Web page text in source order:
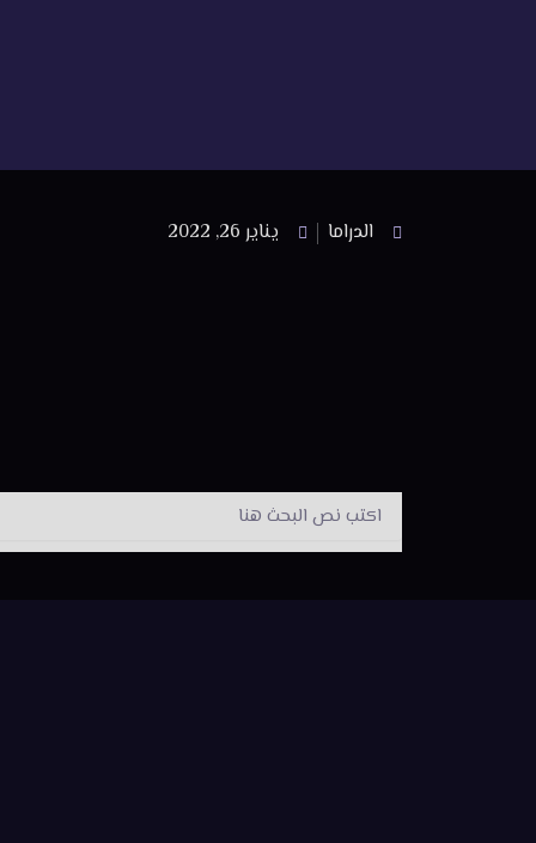
الدراما يناير 26, 2022
Search